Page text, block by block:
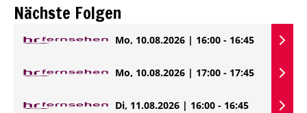
Nächste Folgen
Mo, 10.08.2026 | 16:00 - 16:45
Mo, 10.08.2026 | 17:00 - 17:45
Di, 11.08.2026 | 16:00 - 16:45